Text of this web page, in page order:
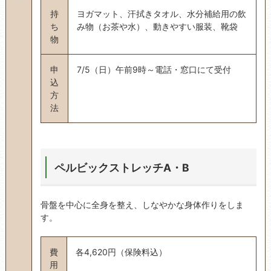
持
ち
物
ヨガマット、汗拭きタオル、水分補給用の飲
み物（お茶や水）、動きやすい服装、靴袋
申
込
方
法
7/5（日）午前9時～電話・窓口にて受付
ペルビックストレッチA・B
骨盤を中心に全身を整え、しなやかな身体作りをしま
す。
費
用
各4,620円（保険料込）